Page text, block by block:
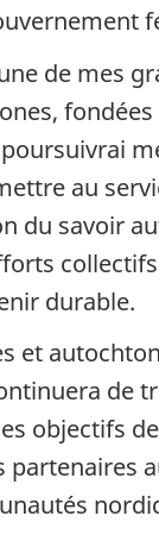
de mes
au
du savoir
durable.
et
de
objectifs